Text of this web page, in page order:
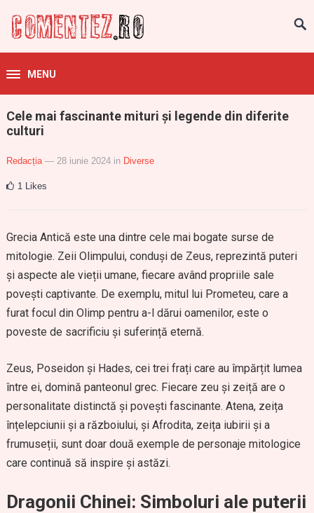
MENU
Cele mai fascinante mituri și legende din diferite
culturi
Redacția — 28 iunie 2024 in Diverse
1 Likes
Grecia Antică este una dintre cele mai bogate surse de
mitologie. Zeii Olimpului, conduși de Zeus, reprezintă puteri
și aspecte ale vieții umane, fiecare având propriile sale
povești captivante. De exemplu, mitul lui Prometeu, care a
furat focul din Olimp pentru a-l dărui oamenilor, este o
poveste de sacrificiu și suferință eternă.
Zeus, Poseidon și Hades, cei trei frați care au împărțit lumea
între ei, domină panteonul grec. Fiecare zeu și zeiță are o
personalitate distinctă și povești fascinante. Atena, zeița
înțelepciunii și a războiului, și Afrodita, zeița iubirii și a
frumuseții, sunt doar două exemple de personaje mitologice
care continuă să inspire și astăzi.
Dragonii Chinei: Simboluri ale puterii